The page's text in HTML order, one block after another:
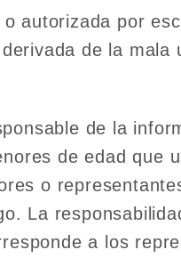
autorizada por
de la mala
de la
de edad que
o
La
a los